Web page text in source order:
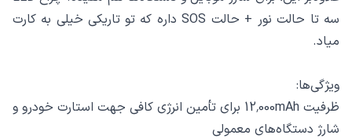
سه تا حالت نور + حالت SOS داره که تو تاریکی خیلی به کارت
میاد.
ویژگی‌ها:
ظرفیت 12٬000mAh برای تأمین انرژی کافی جهت استارت خودرو و
شارژ دستگاه‌های معمولی